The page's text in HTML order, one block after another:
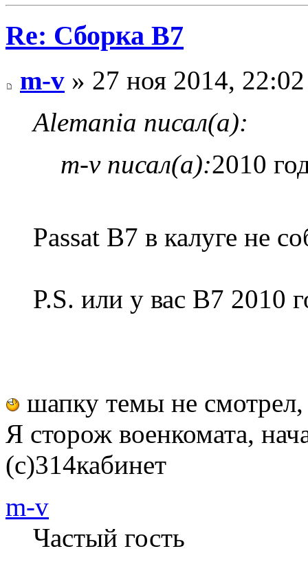
Re: Сборка B7
m-v » 27 ноя 2014, 22:02
Alemania писал(а):
m-v писал(а):2010
Passat B7 в калуге не
P.S. или у вас B7 2010
шапку темы не
Я сторож военкомата,
(с)314кабинет
m-v
Частый гость